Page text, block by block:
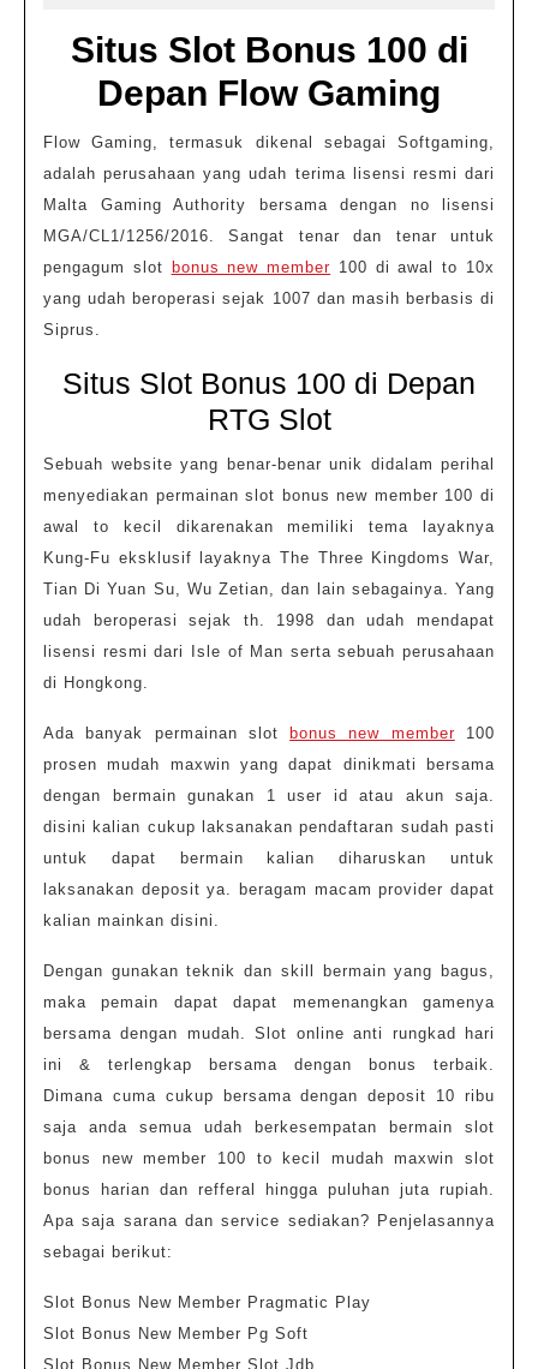
di
Depan
Gaming
Situs Slot Bonus 100 di
Depan Flow Gaming
Flow Gaming, termasuk dikenal sebagai Softgaming,
adalah perusahaan yang udah terima lisensi resmi dari
Malta Gaming Authority bersama dengan no lisensi
MGA/CL1/1256/2016. Sangat tenar dan tenar untuk
pengagum slot
bonus new member 100 di awal to 10x
yang udah beroperasi sejak 1007 dan masih berbasis di
Siprus.
Situs Slot Bonus 100 di Depan
RTG Slot
Sebuah website yang benar-benar unik didalam perihal
menyediakan permainan slot bonus new member 100 di
awal to kecil dikarenakan memiliki tema layaknya
Kung-Fu eksklusif layaknya The Three Kingdoms War,
Tian Di Yuan Su, Wu Zetian, dan lain sebagainya. Yang
udah beroperasi sejak th. 1998 dan udah mendapat
lisensi resmi dari Isle of Man serta sebuah perusahaan
di Hongkong.
Ada banyak permainan slot bonus new member100
prosen mudah maxwin yang dapat dinikmati bersama
dengan bermain gunakan 1 user id atau akun saja.
disini kalian cukup laksanakan pendaftaran sudah pasti
untuk dapat bermain kalian diharuskan untuk
laksanakan deposit ya. beragam macam provider dapat
kalian mainkan disini.
Dengan gunakan teknik dan skill bermain yang bagus,
maka pemain dapat dapat memenangkan gamenya
bersama dengan mudah. Slot online anti rungkad hari
ini & terlengkap bersama dengan bonus terbaik.
Dimana cuma cukup bersama dengan deposit 10 ribu
saja anda semua udah berkesempatan bermain slot
bonus new member 100 to kecil mudah maxwin slot
bonus harian dan refferal hingga puluhan juta rupiah.
Apa saja sarana dan service sediakan? Penjelasannya
sebagai berikut:
Slot Bonus New Member Pragmatic Play
Slot Bonus New Member Pg Soft
Slot Bonus New Member Slot Jdb